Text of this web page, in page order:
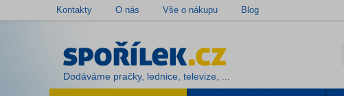
Kontakty O nás Vše o nákupu Blog
Dodáváme pračky, lednice, televize, ...